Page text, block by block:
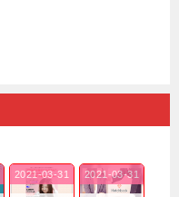
2021-03-31 2021-03-31